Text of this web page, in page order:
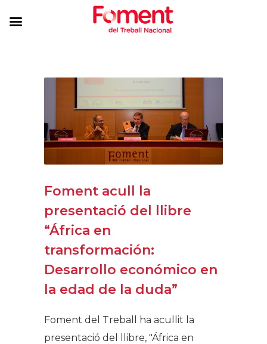
Foment acull la
presentació del llibre
“África en
transformación:
Desarrollo económico en
la edad de la duda”
Foment del Treball ha acullit la
presentació del llibre, "África en